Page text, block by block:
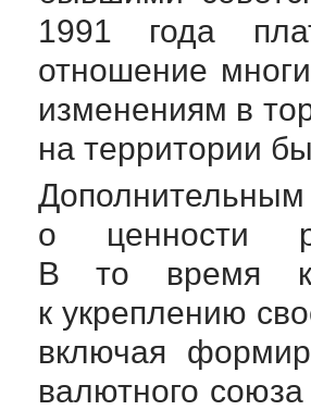
1991 года
отношение
изменениям в
на территории
о ценности
В то время
к укреплению
включая
валютного